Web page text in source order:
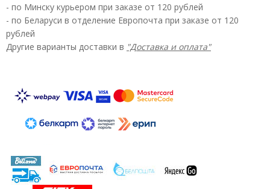
- по Минску курьером при заказе от 120 рублей
- по Беларуси в отделение Европочта при заказе от 120
рублей
Другие варианты доставки в "Доставка и оплата"